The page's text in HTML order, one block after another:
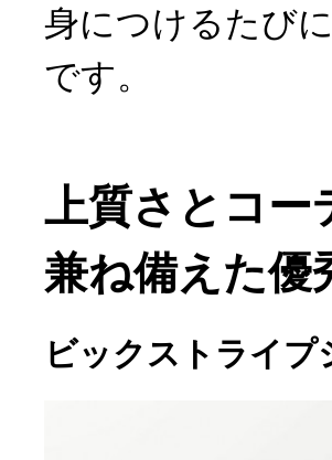
身につけるたび
です。
上質さとコー
兼ね備えた優
ビックストライプ